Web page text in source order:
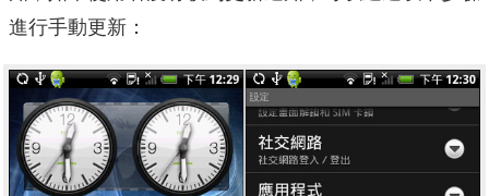
進行手動更新：